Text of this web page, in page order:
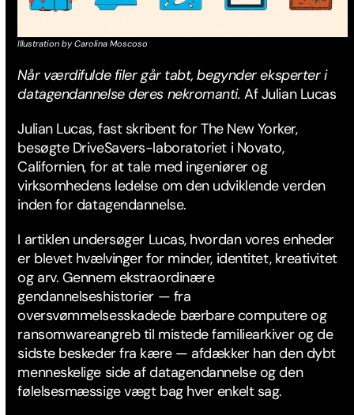
Illustration by Carolina Moscoso
Når værdifulde filer går tabt, begynder eksperter i
datagendannelse deres nekromanti. Af Julian Lucas
Julian Lucas, fast skribent for The New Yorker,
besøgte DriveSavers-laboratoriet i Novato,
Californien, for at tale med ingeniører og
virksomhedens ledelse om den udviklende verden
inden for datagendannelse.
I artiklen undersøger Lucas, hvordan vores enheder
er blevet hvælvinger for minder, identitet, kreativitet
og arv. Gennem ekstraordinære
gendannelseshistorier — fra
oversvømmelsesskadede bærbare computere og
ransomwareangreb til mistede familiearkiver og de
sidste beskeder fra kære — afdækker han den dybt
menneskelige side af datagendannelse og den
følelsesmæssige vægt bag hver enkelt sag.